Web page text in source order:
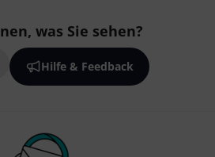
was Sie sehen?
Hilfe & Feedback